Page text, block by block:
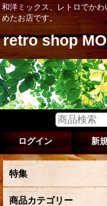
和洋ミックス、レトロでか
めたお店です。
retro shop
ログイン 新
特集
商品カテゴリー